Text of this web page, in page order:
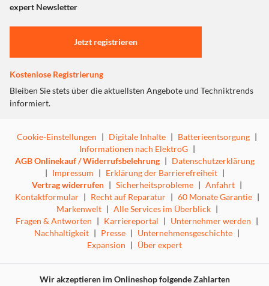
"Marketing".
Einstellungen anpassen
expert Newsletter
Jetzt registrieren
Kostenlose Registrierung
Bleiben Sie stets über die aktuellsten Angebote und Techniktrends
informiert.
Cookie-Einstellungen | Digitale Inhalte | Batterieentsorgung |
Informationen nach ElektroG |
AGB Onlinekauf / Widerrufsbelehrung | Datenschutzerklärung
| Impressum | Erklärung der Barrierefreiheit |
Vertrag widerrufen | Sicherheitsprobleme | Anfahrt |
Kontaktformular | Recht auf Reparatur | 60 Monate Garantie |
Markenwelt | Alle Services im Überblick |
Fragen & Antworten | Karriereportal | Unternehmer werden |
Nachhaltigkeit | Presse | Unternehmensgeschichte |
Expansion | Über expert
Wir akzeptieren im Onlineshop folgende Zahlarten